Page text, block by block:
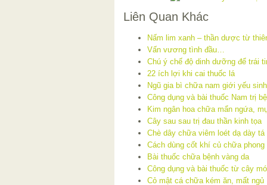
Liên Quan Khác
Nấm lim xanh – thần dược từ
Vấn vương tình đầu…
Chú ý chế độ dinh dưỡng để trái
22 ích lợi khi cai thuốc lá
Ngũ gia bì chữa nam giới yếu
Công dụng và bài thuốc Nam trị
Kim ngân hoa chữa mẩn ngứa,
Cây sau sau trị đau thần kinh tọa
Chè dây chữa viêm loét dạ dày tá
Cách dùng cốt khí củ chữa
Bài thuốc chữa bệnh vàng da
Công dụng và bài thuốc từ cây
Cỏ mật cá chữa kém ăn, mất ngủ